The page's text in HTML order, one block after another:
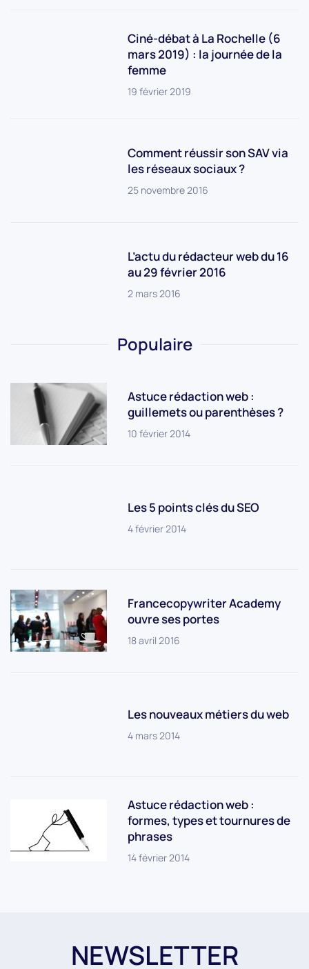
Ciné-débat à La Rochelle (6
mars 2019) : la journée de la
femme
19 février 2019
Comment réussir son SAV via
les réseaux sociaux ?
25 novembre 2016
L’actu du rédacteur web du 16
au 29 février 2016
2 mars 2016
Populaire
Astuce rédaction web :
guillemets ou parenthèses ?
10 février 2014
Les 5 points clés du SEO
4 février 2014
Francecopywriter Academy
ouvre ses portes
18 avril 2016
Les nouveaux métiers du web
4 mars 2014
Astuce rédaction web :
formes, types et tournures de
phrases
14 février 2014
NEWSLETTER